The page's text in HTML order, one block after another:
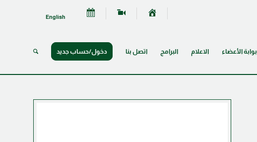
English
بوابة الأعضاء الاعلام البرامج اتصل بنا دخول/حساب جديد